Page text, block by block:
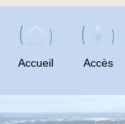
Accueil Accès